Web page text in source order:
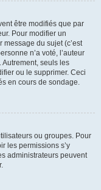
être modifiés que par
Pour modifier un
message du sujet (c’est
n’a voté, l’auteur
seuls les
ou le supprimer. Ceci
en cours de sondage.
ou groupes. Pour
les permissions s’y
administrateurs peuvent